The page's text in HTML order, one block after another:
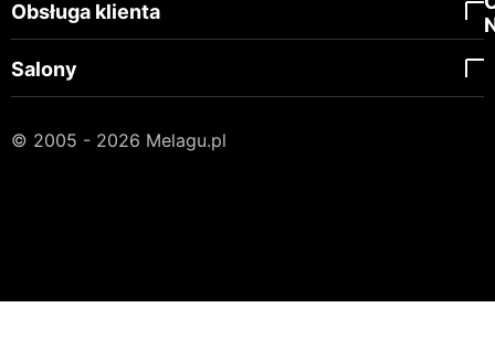
Obsługa klienta
Salony
© 2005 - 2026 Melagu.pl